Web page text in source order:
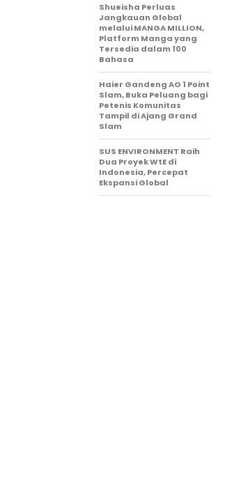
Shueisha Perluas
Jangkauan Global
melalui MANGA MILLION,
Platform Manga yang
Tersedia dalam 100
Bahasa
Haier Gandeng AO 1 Point
Slam, Buka Peluang bagi
Petenis Komunitas
Tampil di Ajang Grand
Slam
SUS ENVIRONMENT Raih
Dua Proyek WtE di
Indonesia, Percepat
Ekspansi Global